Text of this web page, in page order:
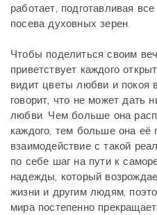
работает, подготавливая
посева духовных зерен.
Чтобы поделиться своим
приветствует каждого
видит цветы любви и покоя
говорит, что не может дать
любви. Чем больше она
каждого, тем больше она её
взаимодействие с такой
по себе шаг на пути к
надежды, который
жизни и другим людям,
мира постепенно